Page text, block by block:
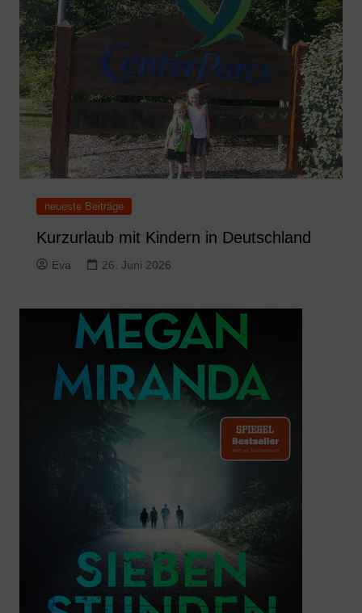
neueste Beiträge
Kurzurlaub mit Kindern in Deutschland
Eva 26. Juni 2026